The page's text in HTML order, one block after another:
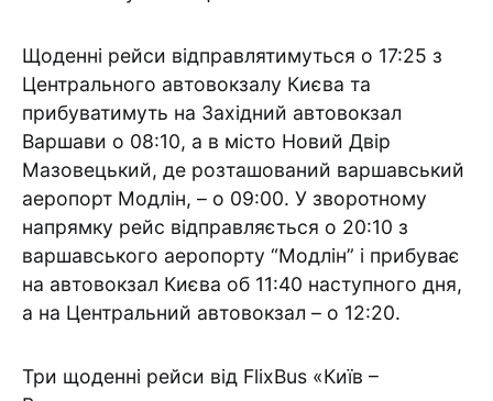
Щоденні рейси відправлятимуться о 17:25 з
Центрального автовокзалу Києва та
прибуватимуть на Західний автовокзал
Варшави о 08:10, а в місто Новий Двір
Мазовецький, де розташований варшавський
аеропорт Модлін, – о 09:00. У зворотному
напрямку рейс відправляється о 20:10 з
варшавського аеропорту “Модлін” і прибуває
на автовокзал Києва об 11:40 наступного дня,
а на Центральний автовокзал – о 12:20.
Три щоденні рейси від FlixBus «Київ –